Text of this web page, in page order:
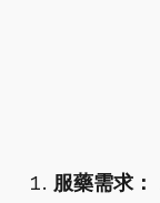
服藥需求：